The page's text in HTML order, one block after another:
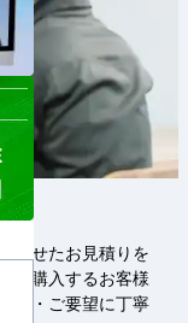
わせたお見積りを
ご購入するお客様
問・ご要望に丁寧